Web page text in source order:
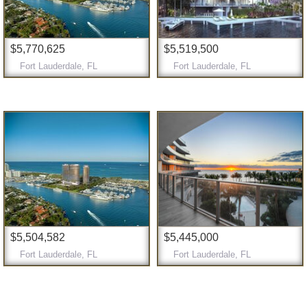
$5,770,625
Fort Lauderdale, FL
$5,519,500
Fort Lauderdale, FL
$5,504,582
Fort Lauderdale, FL
$5,445,000
Fort Lauderdale, FL